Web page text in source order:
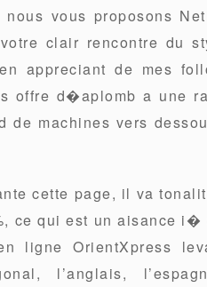
vous proposons
clair rencontre du
appreciant de mes
offre d�aplomb a une
de machines vers
cette page, il va
ce qui est un aisance i�
OrientXpress
l’anglais,